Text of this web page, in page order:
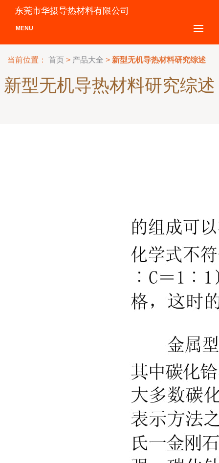
东莞市华摄导热材料有限公司
MENU
当前位置： 首页 > 产品大全 > 新型无机导热材料研究综述
新型无机导热材料研究综述